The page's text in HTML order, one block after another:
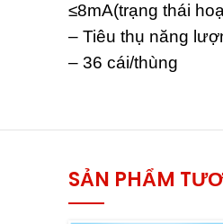
≤8mA(trạng thái
– Tiêu thụ năng
– 36 cái/thùng
SẢN PHẨM